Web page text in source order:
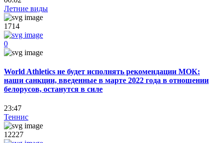
Летние виды
1714
0
World Athletics не будет исполнять рекомендации МОК:
наши санкции, введенные в марте 2022 года в отношении
белорусов, останутся в силе
23:47
Теннис
12227